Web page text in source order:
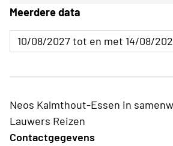
Meerdere data
10/08/2027 tot en met 14/08/
Neos Kalmthout-Essen in
Lauwers Reizen
Contactgegevens